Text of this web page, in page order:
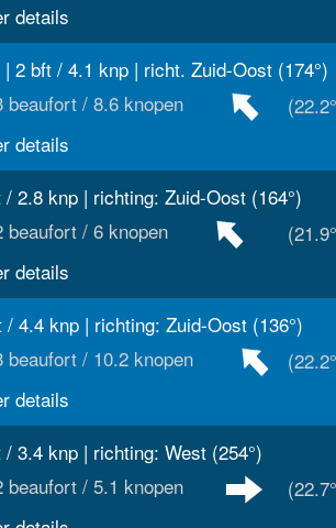
details
| 2 bft / 4.1 knp | richt. Zuid-Oost (174°)
beaufort / 8.6 knopen
details
2.8 knp | richting: Zuid-Oost (164°)
beaufort / 6 knopen
details
/ 4.4 knp | richting: Zuid-Oost (136°)
beaufort / 10.2 knopen
details
3.4 knp | richting: West (254°)
beaufort / 5.1 knopen